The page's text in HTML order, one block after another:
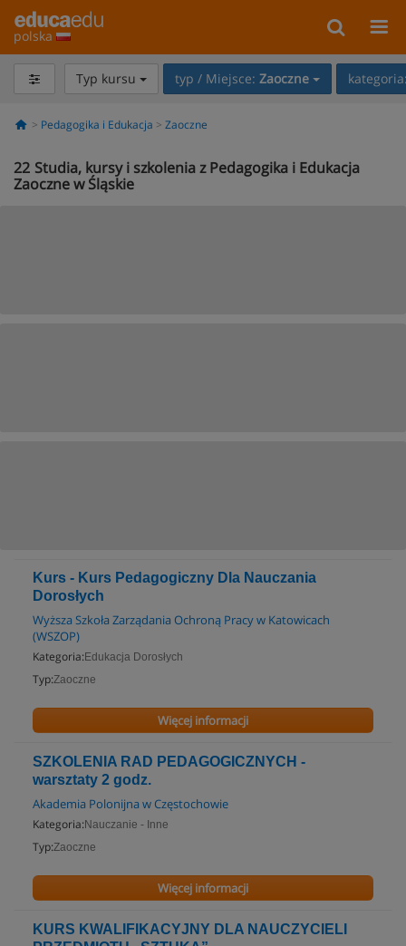
polska
Typ kursu typ / Miejsce: Zaoczne
Pedagogika i Edukacja Zaoczne
22 Studia, kursy i szkolenia z Pedagogika i Edukacja
Zaoczne w Śląskie
Kurs - Kurs Pedagogiczny Dla Nauczania
Dorosłych
Wyższa Szkoła Zarządania Ochroną Pracy w Katowicach
(WSZOP)
Kategoria: Edukacja Dorosłych
Typ:Zaoczne
Więcej informacji
SZKOLENIA RAD PEDAGOGICZNYCH -
warsztaty 2 godz.
Akademia Polonijna w Częstochowie
Kategoria: Nauczanie - Inne
Typ:Zaoczne
Więcej informacji
KURS KWALIFIKACYJNY DLA NAUCZYCIELI